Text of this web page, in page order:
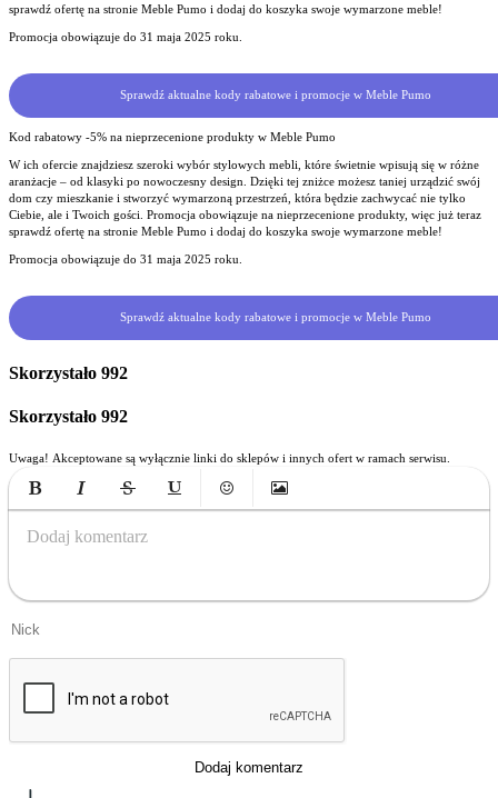
sprawdź ofertę na stronie Meble Pumo i dodaj do koszyka swoje wymarzone meble!
Promocja obowiązuje do 31 maja 2025 roku.
Sprawdź aktualne kody rabatowe i promocje w Meble Pumo
Kod rabatowy -5% na nieprzecenione produkty w Meble Pumo
W ich ofercie znajdziesz szeroki wybór stylowych mebli, które świetnie wpisują się w różne
aranżacje – od klasyki po nowoczesny design. Dzięki tej zniżce możesz taniej urządzić swój
dom czy mieszkanie i stworzyć wymarzoną przestrzeń, która będzie zachwycać nie tylko
Ciebie, ale i Twoich gości. Promocja obowiązuje na nieprzecenione produkty, więc już teraz
sprawdź ofertę na stronie Meble Pumo i dodaj do koszyka swoje wymarzone meble!
Promocja obowiązuje do 31 maja 2025 roku.
Sprawdź aktualne kody rabatowe i promocje w Meble Pumo
Skorzystało 992
Skorzystało 992
Uwaga! Akceptowane są wyłącznie linki do sklepów i innych ofert w ramach serwisu.
Bold Italic Strikethrough
UnderlineEmoticonsInsert Image
Dodaj komentarz
Dodaj komentarz